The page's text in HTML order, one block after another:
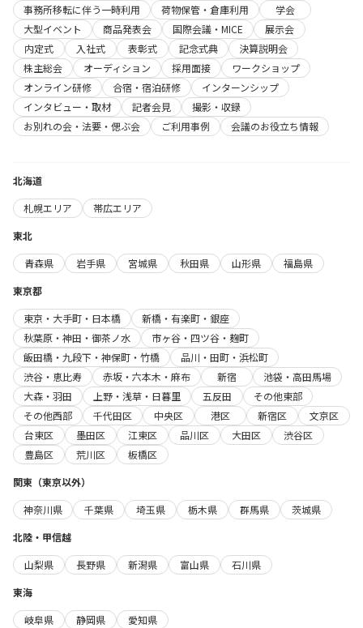
事務所移転に伴う一時利用
荷物保管・倉庫利用
学会
大型イベント
商品発表会 国際会議・MICE
展示会
内定式
入社式 表彰式 記念式典
決算説明会
株主総会
オーディション 採用面接
ワークショップ
オンライン研修
合宿・宿泊研修
インターンシップ
インタビュー・取材
記者会見
撮影・収録
お別れの会・法要・偲ぶ会
ご利用事例 会議のお役立ち情報
北海道
札幌エリア
帯広エリア
東北
青森県
岩手県 宮城県 秋田県 山形県
福島県
東京都
東京・大手町・日本橋
新橋・有楽町・銀座
秋葉原・神田・御茶ノ水
市ヶ谷・四ツ谷・麹町
飯田橋・九段下・神保町・竹橋
品川・田町・浜松町
渋谷・恵比寿
赤坂・六本木・麻布 新宿
池袋・高田馬場
大森・羽田
上野・浅草・日暮里 五反田
その他東部
その他西部
千代田区 中央区 港区 新宿区
文京区
台東区
墨田区 江東区 品川区 大田区
渋谷区
豊島区
荒川区
板橋区
関東（東京以外）
神奈川県
千葉県 埼玉県 栃木県 群馬県
茨城県
北陸・甲信越
山梨県
長野県 新潟県 富山県
石川県
東海
岐阜県
静岡県
愛知県